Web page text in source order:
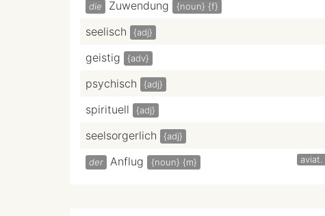
die Zuwendung {noun} {f}
seelisch {adj}
geistig {adv}
psychisch {adj}
spirituell {adj}
seelsorgerlich {adj}
der Anflug {noun} {m} aviat.